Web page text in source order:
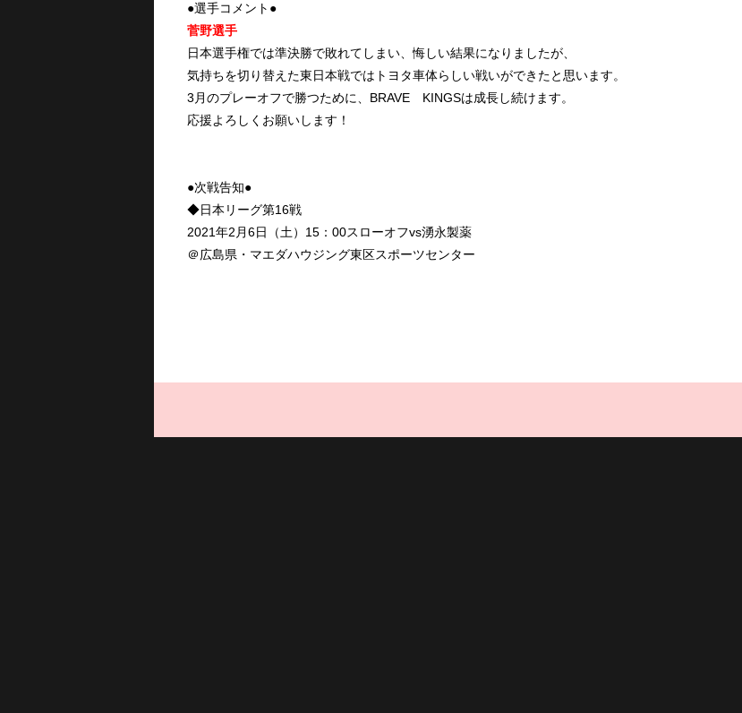
●選手コメント●
菅野選手
日本選手権では準決勝で敗れてしまい、悔しい結果になりましたが、
気持ちを切り替えた東日本戦ではトヨタ車体らしい戦いができたと思います。
3月のプレーオフで勝つために、BRAVE KINGSは成長し続けます。
応援よろしくお願いします！
●次戦告知●
◆日本リーグ第16戦
2021年2月6日（土）15：00スローオフvs湧永製薬
＠広島県・マエダハウジング東区スポーツセンター